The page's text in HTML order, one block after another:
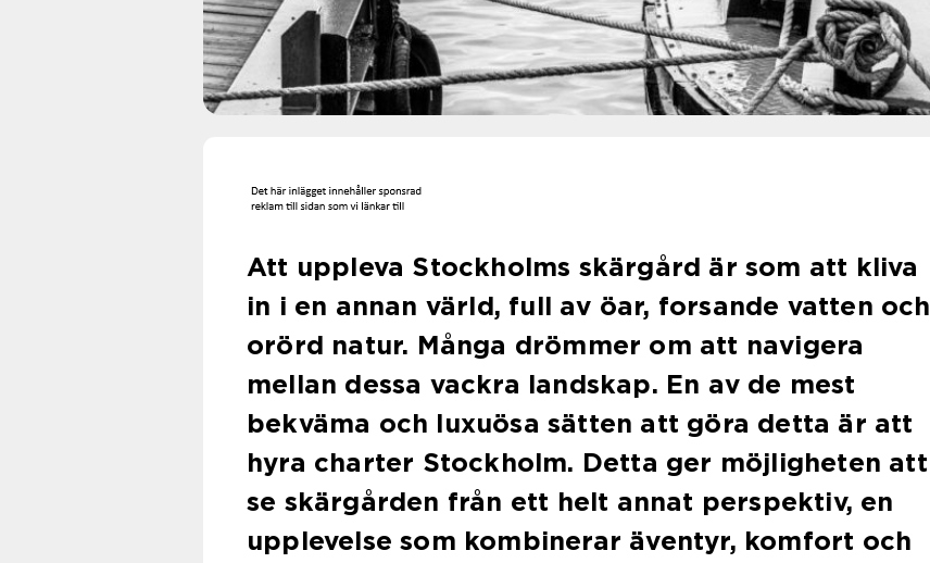
Att uppleva Stockholms skärgård är som att kliva
in i en annan värld, full av öar, forsande vatten och
orörd natur. Många drömmer om att navigera
mellan dessa vackra landskap. En av de mest
bekväma och luxuösa sätten att göra detta är att
hyra charter Stockholm. Detta ger möjligheten att
se skärgården från ett helt annat perspektiv, en
upplevelse som kombinerar äventyr, komfort och